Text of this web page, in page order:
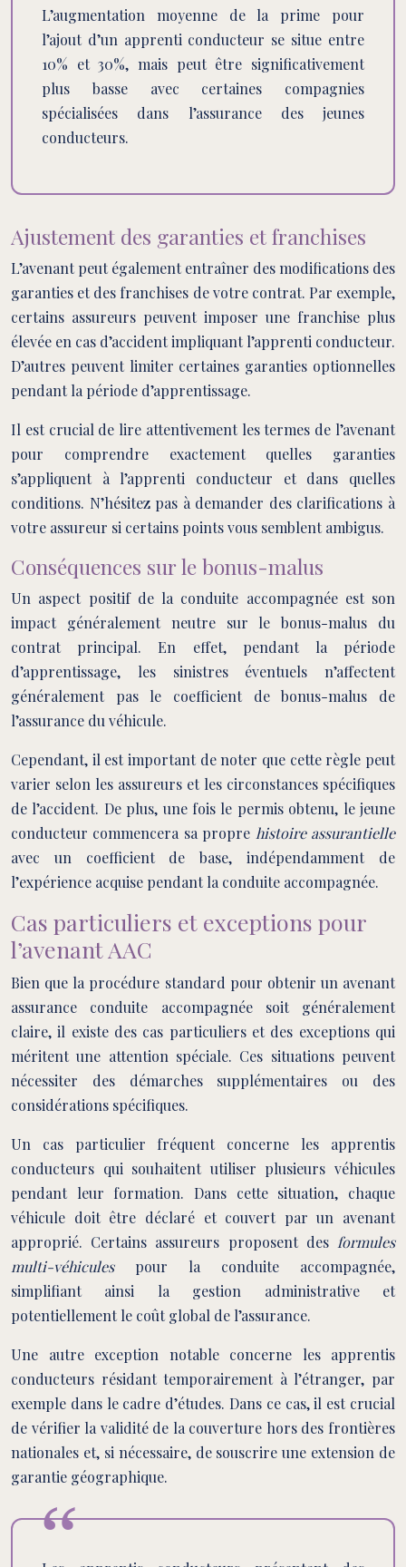
L’augmentation moyenne de la prime pour
l’ajout d’un apprenti conducteur se situe entre
10% et 30%, mais peut être significativement
plus basse avec certaines compagnies
spécialisées dans l’assurance des jeunes
conducteurs.
Ajustement des garanties et franchises
L’avenant peut également entraîner des modifications des
garanties et des franchises de votre contrat. Par exemple,
certains assureurs peuvent imposer une franchise plus
élevée en cas d’accident impliquant l’apprenti conducteur.
D’autres peuvent limiter certaines garanties optionnelles
pendant la période d’apprentissage.
Il est crucial de lire attentivement les termes de l’avenant
pour comprendre exactement quelles garanties
s’appliquent à l’apprenti conducteur et dans quelles
conditions. N’hésitez pas à demander des clarifications à
votre assureur si certains points vous semblent ambigus.
Conséquences sur le bonus-malus
Un aspect positif de la conduite accompagnée est son
impact généralement neutre sur le bonus-malus du
contrat principal. En effet, pendant la période
d’apprentissage, les sinistres éventuels n’affectent
généralement pas le coefficient de bonus-malus de
l’assurance du véhicule.
Cependant, il est important de noter que cette règle peut
varier selon les assureurs et les circonstances spécifiques
de l’accident. De plus, une fois le permis obtenu, le jeune
conducteur commencera sa propre histoire assurantielle
avec un coefficient de base, indépendamment de
l’expérience acquise pendant la conduite accompagnée.
Cas particuliers et exceptions pour
l’avenant AAC
Bien que la procédure standard pour obtenir un avenant
assurance conduite accompagnée soit généralement
claire, il existe des cas particuliers et des exceptions qui
méritent une attention spéciale. Ces situations peuvent
nécessiter des démarches supplémentaires ou des
considérations spécifiques.
Un cas particulier fréquent concerne les apprentis
conducteurs qui souhaitent utiliser plusieurs véhicules
pendant leur formation. Dans cette situation, chaque
véhicule doit être déclaré et couvert par un avenant
approprié. Certains assureurs proposent des formules
multi-véhicules pour la conduite accompagnée,
simplifiant ainsi la gestion administrative et
potentiellement le coût global de l’assurance.
Une autre exception notable concerne les apprentis
conducteurs résidant temporairement à l’étranger, par
exemple dans le cadre d’études. Dans ce cas, il est crucial
de vérifier la validité de la couverture hors des frontières
nationales et, si nécessaire, de souscrire une extension de
garantie géographique.